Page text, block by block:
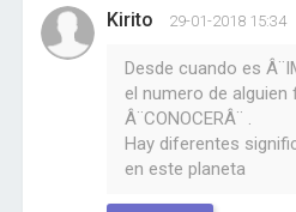
Kirito 29-01-2018 15:34
Desde cuando es
el numero de alguien
Â¨CONOCERÂ¨ .
Hay diferentes
en este planeta